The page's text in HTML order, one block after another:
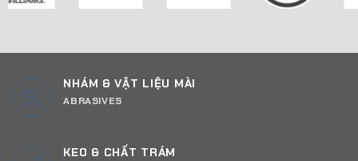
NHÁM & VẬT LIỆU MÀI
ABRASIVES
KEO & CHẤT TRÁM